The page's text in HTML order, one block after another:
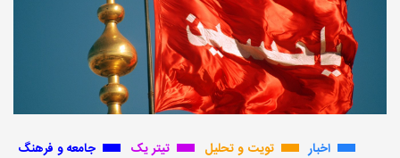
اخبار تویت و تحلیل تیتر یک
جامعه و فرهنگ